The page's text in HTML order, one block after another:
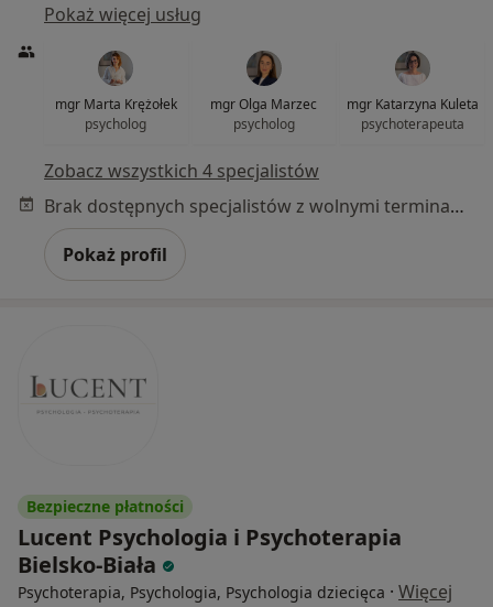
Pokaż więcej usług
mgr Marta Krężołek
psycholog
mgr Olga Marzec
psycholog
mgr Katarzyna Kuleta
psychoterapeuta
Zobacz wszystkich 4 specjalistów
Brak dostępnych specjalistów z wolnymi terminami w tym centrum medycznym.
Pokaż profil
Bezpieczne płatności
Lucent Psychologia i Psychoterapia
Bielsko-Biała
Psychoterapia, Psychologia, Psychologia dziecięca · Więcej